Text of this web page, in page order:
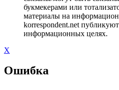
букмекерами или
материалы на
korrespondent.net
информационных целях.
X
Ошибка